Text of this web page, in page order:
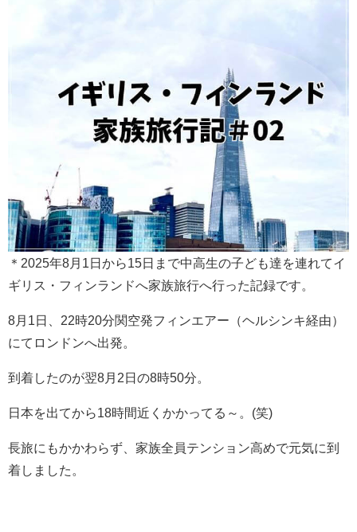
＊2025年8月1日から15日まで中高生の子ども達を連れてイ
ギリス・フィンランドへ家族旅行へ行った記録です。
8月1日、22時20分関空発フィンエアー（ヘルシンキ経由）
にてロンドンへ出発。
到着したのが翌8月2日の8時50分。
日本を出てから18時間近くかかってる～。(笑)
長旅にもかかわらず、家族全員テンション高めで元気に到
着しました。